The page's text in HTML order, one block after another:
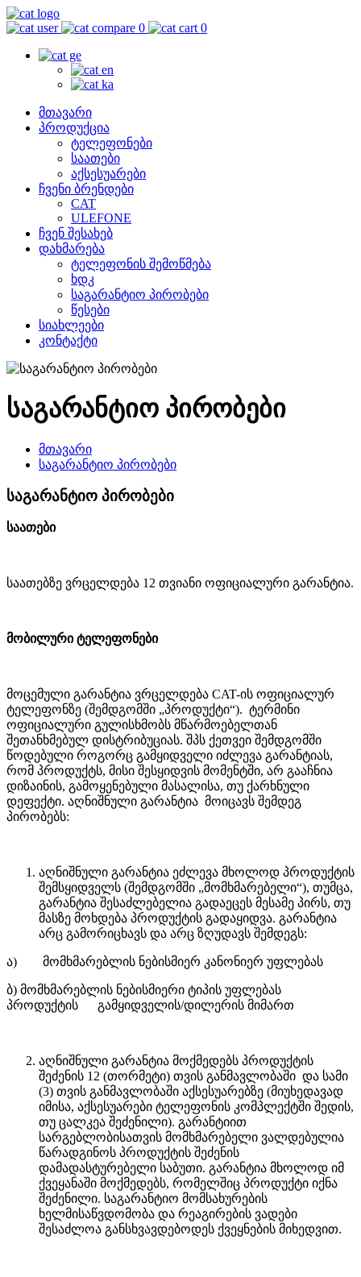
0 0
მთავარი
პროდუქცია
ტელეფონები
საათები
აქსესუარები
ჩვენი ბრენდები
CAT
ULEFONE
ჩვენ შესახებ
დახმარება
ტელეფონის შემოწმება
ხდკ
საგარანტიო პირობები
წესები
სიახლეები
კონტაქტი
საგარანტიო პირობები
მთავარი
საგარანტიო პირობები
საგარანტიო პირობები
საათები
საათებზე ვრცელდება 12 თვიანი ოფიციალური გარანტია.
მობილური ტელეფონები
მოცემული გარანტია ვრცელდება CAT-ის ოფიციალურ
ტელეფონზე (შემდგომში „პროდუქტი“). ტერმინი
ოფიციალური გულისხმობს მწარმოებელთან
შეთანხმებულ დისტრიბუციას. შპს ქეთვეი შემდგომში
წოდებული როგორც გამყიდველი იძლევა გარანტიას,
რომ პროდუქტს, მისი შესყიდვის მომენტში, არ გააჩნია
დიზაინის, გამოყენებული მასალისა, თუ ქარხნული
დეფექტი. აღნიშნული გარანტია მოიცავს შემდეგ
პირობებს:
აღნიშნული გარანტია ეძლევა მხოლოდ პროდუქტის
შემსყიდველს (შემდგომში „მომხმარებელი“), თუმცა,
გარანტია შესაძლებელია გადაეცეს მესამე პირს, თუ
მასზე მოხდება პროდუქტის გადაყიდვა. გარანტია
არც გამორიცხავს და არც ზღუდავს შემდეგს:
ა) მომხმარებლის ნებისმიერ კანონიერ უფლებას
ბ) მომხმარებლის ნებისმიერი ტიპის უფლებას
პროდუქტის გამყიდველის/დილერის მიმართ
აღნიშნული გარანტია მოქმედებს პროდუქტის
შეძენის 12 (თორმეტი) თვის განმავლობაში და სამი
(3) თვის განმავლობაში აქსესუარებზე (მიუხედავად
იმისა, აქსესუარები ტელეფონის კომპლექტში შედის,
თუ ცალკეა შეძენილი). გარანტიით
სარგებლობისათვის მომხმარებელი ვალდებულია
წარადგინოს პროდუქტის შეძენის
დამადასტურებელი საბუთი. გარანტია მხოლოდ იმ
ქვეყანაში მოქმედებს, რომელშიც პროდუქტი იქნა
შეძენილი. საგარანტიო მომსახურების
ხელმისაწვდომობა და რეაგირების ვადები
შესაძლოა განსხვავდებოდეს ქვეყნების მიხედვით.